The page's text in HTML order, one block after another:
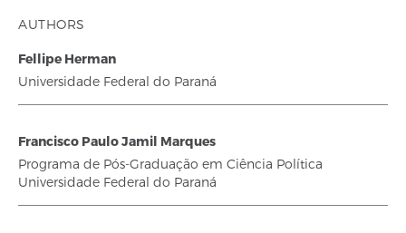
AUTHORS
Fellipe Herman
Universidade Federal do Paraná
Francisco Paulo Jamil Marques
Programa de Pós-Graduação em Ciência Política
Universidade Federal do Paraná